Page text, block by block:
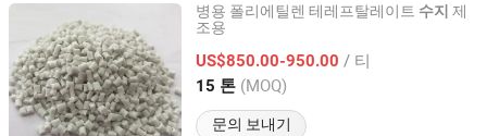
병용 폴리에틸렌 테레프탈레이트 수지 제
조용
US$850.00-950.00 / 티
15 톤 (MOQ)
문의 보내기
Henan Brilliant Biotech Co., Ltd.
Henan, China 이후 2022